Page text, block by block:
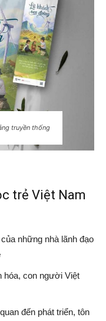
truyền thống
trẻ Việt Nam
những nhà lãnh đạo
hóa, con người Việt
đến phát triển, tôn